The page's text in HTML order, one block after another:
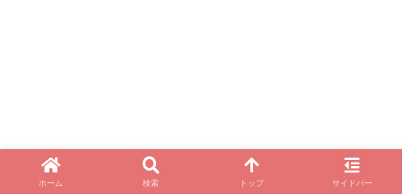
ホーム 検索 トップ サイドバー